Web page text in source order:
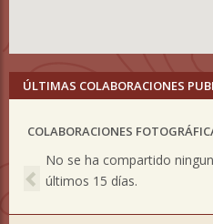
ÚLTIMAS COLABORACIONES
COLABORACIONES
No se ha compartido
últimos 15 días.
Previous